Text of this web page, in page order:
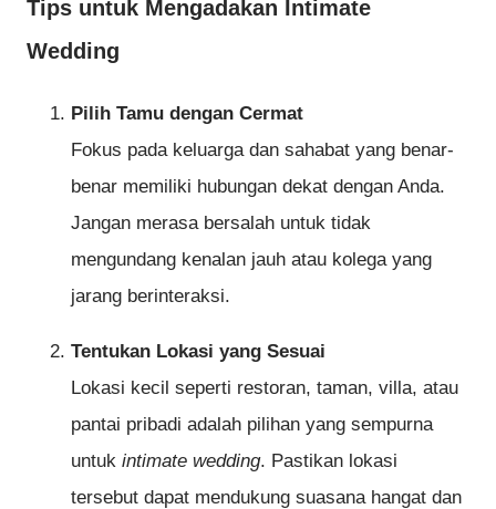
Tips untuk Mengadakan Intimate
Wedding
Pilih Tamu dengan Cermat
Fokus pada keluarga dan sahabat yang benar-
benar memiliki hubungan dekat dengan Anda.
Jangan merasa bersalah untuk tidak
mengundang kenalan jauh atau kolega yang
jarang berinteraksi.
Tentukan Lokasi yang Sesuai
Lokasi kecil seperti restoran, taman, villa, atau
pantai pribadi adalah pilihan yang sempurna
untuk intimate wedding. Pastikan lokasi
tersebut dapat mendukung suasana hangat dan